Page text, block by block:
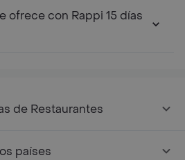
ofrece con Rappi 15 días
de Restaurantes
países